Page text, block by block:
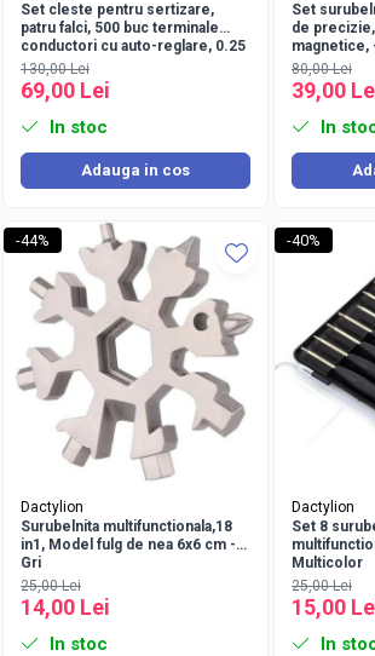
Set cleste pentru sertizare,
patru falci, 500 buc terminale
conductori cu auto-reglare, 0.25
– 10 mm2
130,00 Lei
69,00 Lei
In stoc
Adauga in cos
Set
de
magnetice,
80,00 Lei
39,00
In
-44%
Dactylion
Surubelnita multifunctionala,18
in1, Model fulg de nea 6x6 cm -
Gri
25,00 Lei
14,00 Lei
In stoc
-40%
Dactylion
Set 8
Multicolor
25,00 Lei
15,00
In